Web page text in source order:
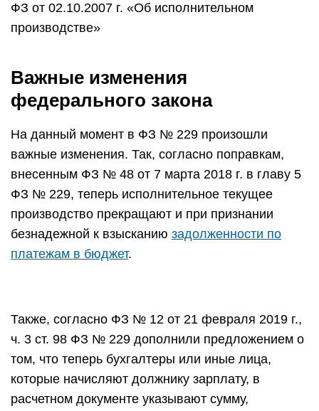
ФЗ от 02.10.2007 г. «Об исполнительном
производстве»
Важные изменения
федерального закона
На данный момент в ФЗ № 229 произошли
важные изменения. Так, согласно поправкам,
внесенным ФЗ № 48 от 7 марта 2018 г. в главу 5
ФЗ № 229, теперь исполнительное текущее
производство прекращают и при признании
безнадежной к взысканию задолженности по
платежам в бюджет.
Также, согласно ФЗ № 12 от 21 февраля 2019 г.,
ч. 3 ст. 98 ФЗ № 229 дополнили предложением о
том, что теперь бухгалтеры или иные лица,
которые начисляют должнику зарплату, в
расчетном документе указывают сумму,